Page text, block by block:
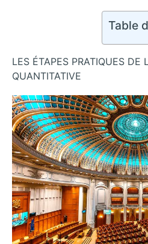
Table
LES ÉTAPES PRATIQUES DE
QUANTITATIVE